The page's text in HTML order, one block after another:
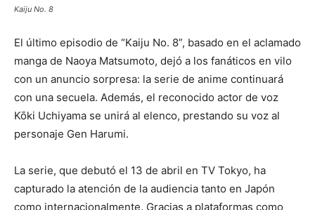
Kaiju No. 8
El último episodio de “Kaiju No. 8”, basado en el aclamado
manga de Naoya Matsumoto, dejó a los fanáticos en vilo
con un anuncio sorpresa: la serie de anime continuará
con una secuela. Además, el reconocido actor de voz
Kōki Uchiyama se unirá al elenco, prestando su voz al
personaje Gen Harumi.
La serie, que debutó el 13 de abril en TV Tokyo, ha
capturado la atención de la audiencia tanto en Japón
como internacionalmente. Gracias a plataformas como